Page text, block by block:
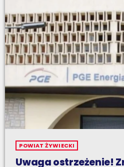
POWIAT ŻYWIECKI
Uwaga ostrzeżenie!